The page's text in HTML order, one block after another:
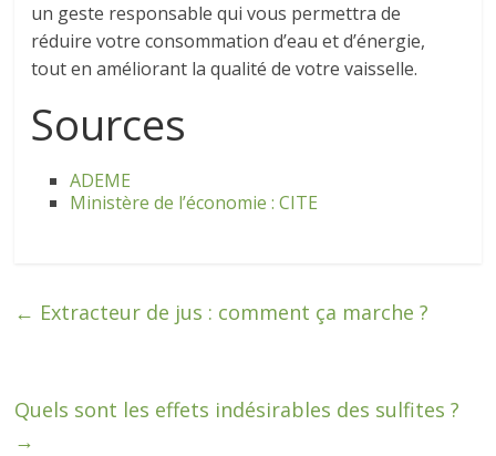
un geste responsable qui vous permettra de
réduire votre consommation d’eau et d’énergie,
tout en améliorant la qualité de votre vaisselle.
Sources
ADEME
Ministère de l’économie : CITE
← Extracteur de jus : comment ça marche ?
Quels sont les effets indésirables des sulfites ?
→